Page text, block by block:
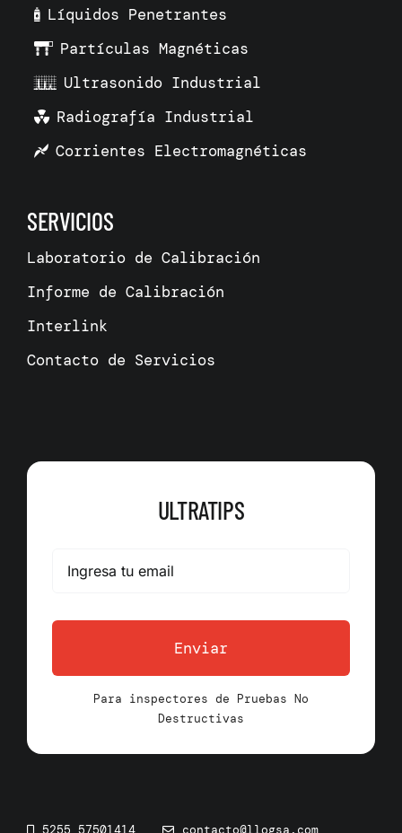
Líquidos Penetrantes
Partículas Magnéticas
Ultrasonido Industrial
Radiografía Industrial
Corrientes Electromagnéticas
SERVICIOS
Laboratorio de Calibración
Informe de Calibración
Interlink
Contacto de Servicios
ULTRATIPS
Enviar
Para inspectores de Pruebas No
Destructivas